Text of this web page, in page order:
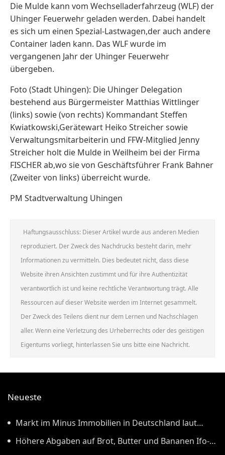
Die Mulde kann vom Wechselladerfahrzeug (WLF) der
Uhinger Feuerwehr geladen werden. Dabei handelt
es sich um einen Spezial-Lastwagen,der auch andere
Container laden kann. Das WLF wurde im
vergangenen Jahr der Uhinger Feuerwehr
übergeben.
Foto (Stadt Uhingen): Die Uhinger Delegation
bestehend aus Bürgermeister Matthias Wittlinger
(links) sowie (von rechts) Kommandant Steffen
Kwiatkowski,Gerätewart Heiko Streicher sowie
Verwaltungsmitarbeiterin und FFW-Mitglied Jenny
Streicher holt die Mulde in Weilheim bei der Firma
FISCHER ab,wo sie von Geschäftsführer Frank Bahner
(Zweiter von links) überreicht wurde.
PM Stadtverwaltung Uhingen
Haftungsausschluss: Dieser Artikel wurde aus anderen Medien
reproduziert. Der Zweck des Nachdrucks besteht darin, mehr
Informationen zu vermitteln. Dies bedeutet nicht, dass diese
Website ihren Ansichten zustimmt und für ihre Authentizität
verantwortlich ist und keine rechtliche Verantwortung trägt. Alle
Ressourcen auf dieser Website werden im Internet gesammelt.
Der Zweck des Teilens dient nur dem Lernen und Nachschlagen
aller. Wenn eine Verletzung des Urheberrechts oder des geistigen
Eigentums vorliegt, hinterlassen Sie uns bitte eine Nachricht.
Neueste
Markt im Minus Immobilien in Deutschland laut
Kieler Forschern wieder günstiger
Höhere Abgaben auf Brot, Butter und Bananen Ifo-